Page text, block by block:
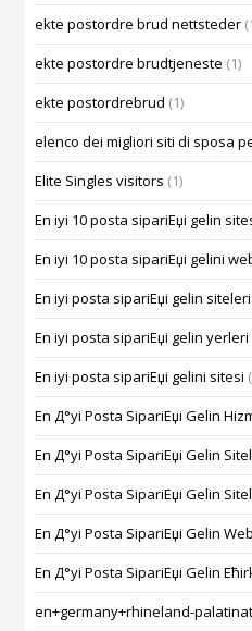
ekte postordre brud nettsteder
ekte postordre brudtjeneste (1)
ekte postordrebrud (1)
elenco dei migliori siti di sposa
Elite Singles visitors (1)
En iyi 10 posta sipariЕџi gelin
En iyi 10 posta sipariЕџi gelini
En iyi posta sipariЕџi gelin
En iyi posta sipariЕџi gelin yerleri
En iyi posta sipariЕџi gelini sitesi
En Д°yi Posta SipariЕџi Gelin
En Д°yi Posta SipariЕџi Gelin
En Д°yi Posta SipariЕџi Gelin
En Д°yi Posta SipariЕџi Gelin
En Д°yi Posta SipariЕџi Gelin
en+germany+rhineland-